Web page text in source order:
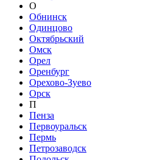
О
Обнинск
Одинцово
Октябрьский
Омск
Орел
Оренбург
Орехово-Зуево
Орск
П
Пенза
Первоуральск
Пермь
Петрозаводск